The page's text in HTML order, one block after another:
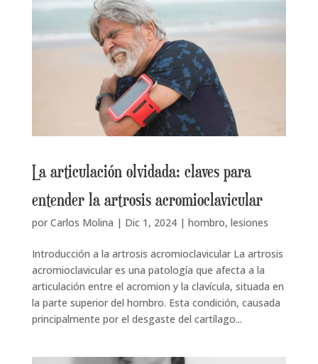
La articulación olvidada: claves para
entender la artrosis acromioclavicular
por Carlos Molina | Dic 1, 2024| hombro, lesiones
Introducción a la artrosis acromioclavicular La artrosis
acromioclavicular es una patología que afecta a la
articulación entre el acromion y la clavícula, situada en
la parte superior del hombro. Esta condición, causada
principalmente por el desgaste del cartílago...